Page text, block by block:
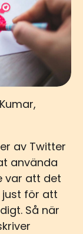
av Twitter
använda
var att det
just för att
Så när